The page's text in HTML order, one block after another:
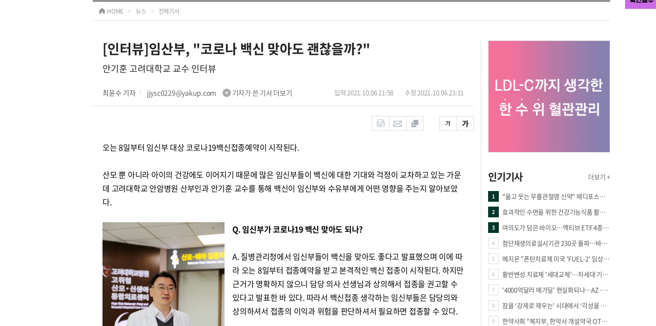
HOME > 뉴스 > 전체기사
[인터뷰]임산부, "코로나 백신 맞아도 괜찮을까?"
안기훈 고려대학교 교수 인터뷰
최윤수 기자 jjysc0229@yakup.com 기자가 쓴 기사 더보기 입력 2021.10.06 21:58 수정 2021.10.06 23:11
오는 8일부터 임신부 대상 코로나19백신접종예약이 시작된다.
산모 뿐 아니라 아이의 건강에도 이어지기 때문에 많은 임신부들이 백신에 대한 기대와 걱정이 교차하고 있는 가운
데 고려대학교 안암병원 산부인과 안기훈 교수를 통해 백신이 임신부와 수유부에게 어떤 영향을 주는지 알아보았
다.
Q. 임신부가 코로나19 백신 맞아도 되나?
A. 질병관리청에서 임신부들이 백신을 맞아도 좋다고 발표했으며 이에 따
라 오는 8일부터 접종예약을 받고 본격적인 백신 접종이 시작된다. 하지만
근거가 명확하지 않으니 담당 의사 선생님과 상의해서 접종을 권고할 수
있다고 발표한 바 있다. 따라서 백신접종 생각하는 임신부들은 담당의와
상의하셔서 접종의 이익과 위험을 판단하셔서 필요하면 접종할 수 있다.
인기기사 더보기 +
1 "울고 웃는 무릎관절염 신약" 메디포스트·강스템·네이처셀 전진, 코오롱티슈진 반전 과제
2 효과적인 수면을 위한 건강기능식품 활용법
3 여의도가 담은 바이오…액티브 ETF 4종의 선택은
4 첨단재생의료실시기관 230곳 돌파…바이오 새 시장 꿈틀
5 메지온 "폰탄치료제 미국 'FUEL-2' 임상 프로토콜 영국 승인"
6 황반변성 치료제 '세대교체'…차세대 기전 경쟁 본격화
7 '4000억달러 메가딜' 현실화되나…AZ·BMS 합병설에 글로벌 제약업계 촉각
8 잠을 ‘강제로 재우는’ 시대에서 ‘각성을 낮추는’ 시대로
9 한약사회 "복지부, 한약사 개설약국 OTC 공급 방해 더는 방관 말아야"